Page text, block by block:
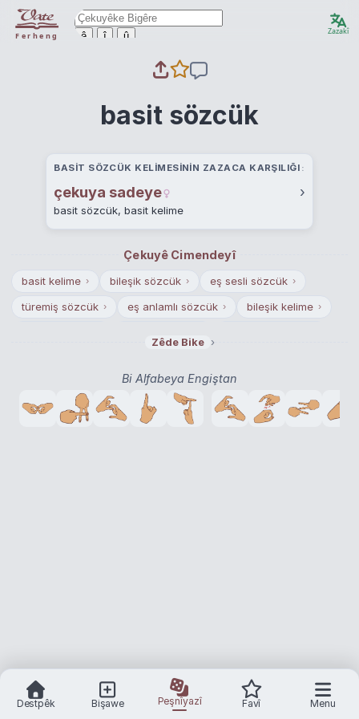
Ferheng ê î û Zazakî
basit sözcük
BASIT SÖZCÜK KELIMESININ ZAZACA KARŞILIĞI
çekuya sadeye ›
basit sözcük, basit kelime
Çekuyê Cimendeyî
basit kelime › bileşik sözcük › eş sesli sözcük ›
türemiş sözcük › eş anlamlı sözcük › bileşik kelime ›
Zêde Bike ›
Bi Alfabeya Engiştan
Destpêk Bişawe Peşnîyazî Favî Menu